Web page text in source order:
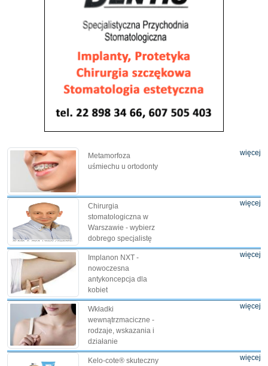
Metamorfoza
uśmiechu u ortodonty
więcej
Chirurgia
stomatologiczna w
Warszawie - wybierz
dobrego specjalistę
więcej
Implanon NXT -
nowoczesna
antykoncepcja dla
kobiet
więcej
Wkładki
wewnątrzmaciczne -
rodzaje, wskazania i
działanie
więcej
Kelo-cote® skuteczny
więcej